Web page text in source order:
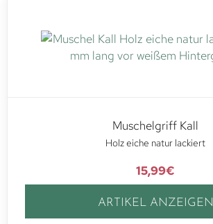
Muschelgriff Kall
Holz eiche natur lackiert
15,99€
ARTIKEL ANZEIGEN